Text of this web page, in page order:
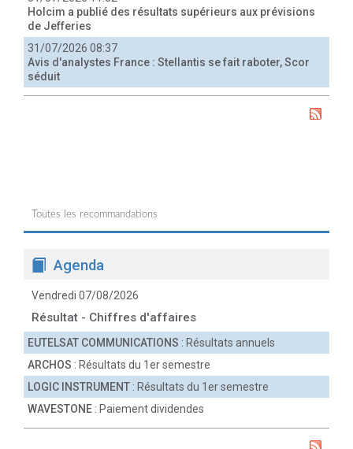
Holcim a publié des résultats supérieurs aux prévisions
de Jefferies
31/07/2026 08:37
Avis d'analystes France : Stellantis se fait raboter, Scor
séduit
Toutes les recommandations
Agenda
Vendredi 07/08/2026
Résultat - Chiffres d'affaires
EUTELSAT COMMUNICATIONS : Résultats annuels
ARCHOS : Résultats du 1er semestre
LOGIC INSTRUMENT : Résultats du 1er semestre
WAVESTONE : Paiement dividendes